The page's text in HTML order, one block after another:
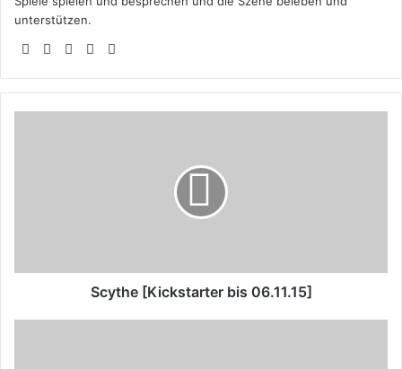
unterstützen.
Webseite
Facebook
X YouTube
Scythe [Kickstarter bis 06.11.15]